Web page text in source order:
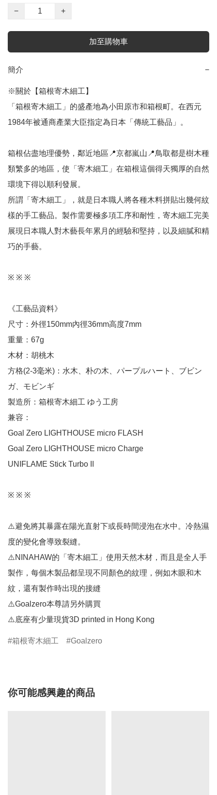
−
+
加至購物車
簡介 −
※關於【箱根寄木細工】
「箱根寄木細工」的盛產地為小田原市和箱根町。在西元
1984年被通商產業大臣指定為日本「傳統工藝品」。
箱根佔盡地理優勢，鄰近地區📍京都嵐山📍鳥取都是樹木種
類繁多的地區，使「寄木細工」在箱根這個得天獨厚的自然
環境下得以順利發展。
所謂「寄木細工」，就是日本職人將各種木料拼貼出幾何紋
樣的手工藝品。製作需要極多項工序和耐性，寄木細工完美
展現日本職人對木藝長年累月的經驗和堅持，以及細膩和精
巧的手藝。
※ ※ ※
《工藝品資料》
尺寸：外徑150mm內徑36mm高度7mm
重量：67g
木材：胡桃木
方格(2-3毫米)：水木、朴の木、パープルハート、ブビン
ガ、モビンギ
製造所：箱根寄木細工 ゆう工房
兼容：
Goal Zero LIGHTHOUSE micro FLASH
Goal Zero LIGHTHOUSE micro Charge
UNIFLAME Stick Turbo II
※ ※ ※
⚠️避免將其暴露在陽光直射下或長時間浸泡在水中。冷熱濕
度的變化會導致裂縫。
⚠️NINAHAW的「寄木細工」使用天然木材，而且是全人手
製作，每個木製品都呈現不同顏色的紋理，例如木眼和木
紋，還有製作時出現的接縫
⚠️Goalzero本尊請另外購買
⚠️底座有少量現貨3D printed in Hong Kong
箱根寄木細工 Goalzero
你可能感興趣的商品